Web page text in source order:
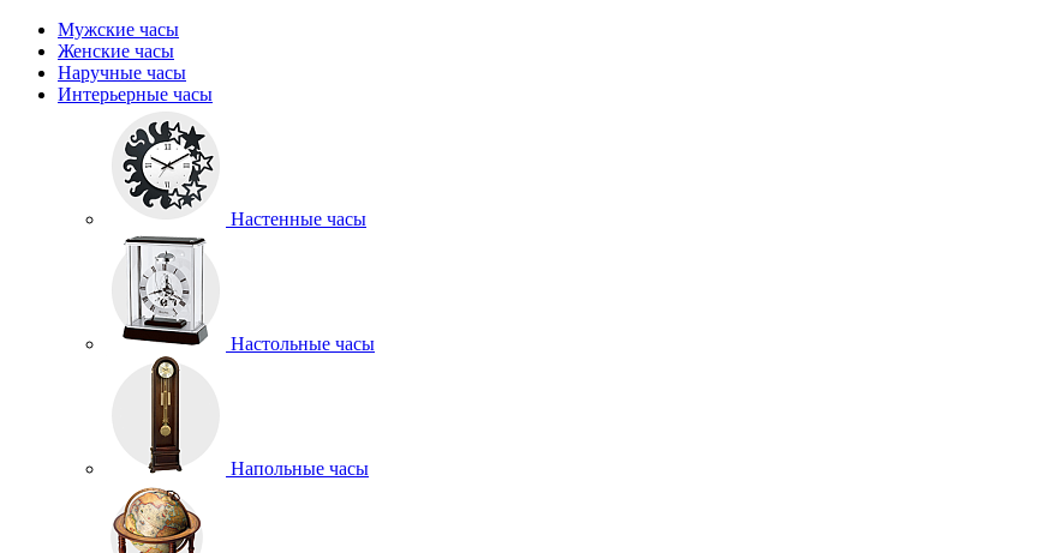
Мужские часы
Женские часы
Наручные часы
Интерьерные часы
Настенные часы
Настольные часы
Напольные часы